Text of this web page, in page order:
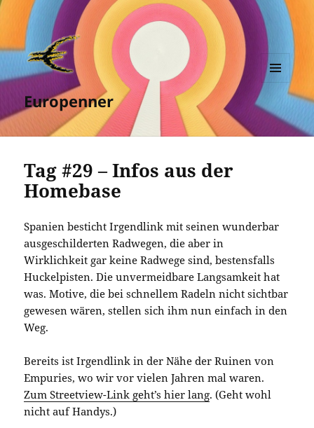
Europenner
MENÜ
WIDGETS
Tag #29 – Infos aus der
Homebase
Spanien besticht Irgendlink mit seinen wunderbar
ausgeschilderten Radwegen, die aber in
Wirklichkeit gar keine Radwege sind, bestensfalls
Huckelpisten. Die unvermeidbare Langsamkeit hat
was. Motive, die bei schnellem Radeln nicht sichtbar
gewesen wären, stellen sich ihm nun einfach in den
Weg.
Bereits ist Irgendlink in der Nähe der Ruinen von
Empuries, wo wir vor vielen Jahren mal waren.
Zum Streetview-Link geht’s hier lang. (Geht wohl
nicht auf Handys.)